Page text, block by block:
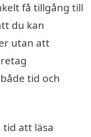
få tillgång till
du kan
utan att
tid och
att läsa